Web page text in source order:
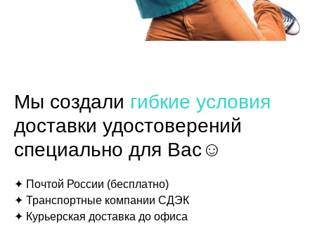
Мы создали гибкие условия
доставки удостоверений
специально для Вас☺
✦ Почтой России (бесплатно)
✦ Транспортные компании СДЭК
✦ Курьерская доставка до офиса